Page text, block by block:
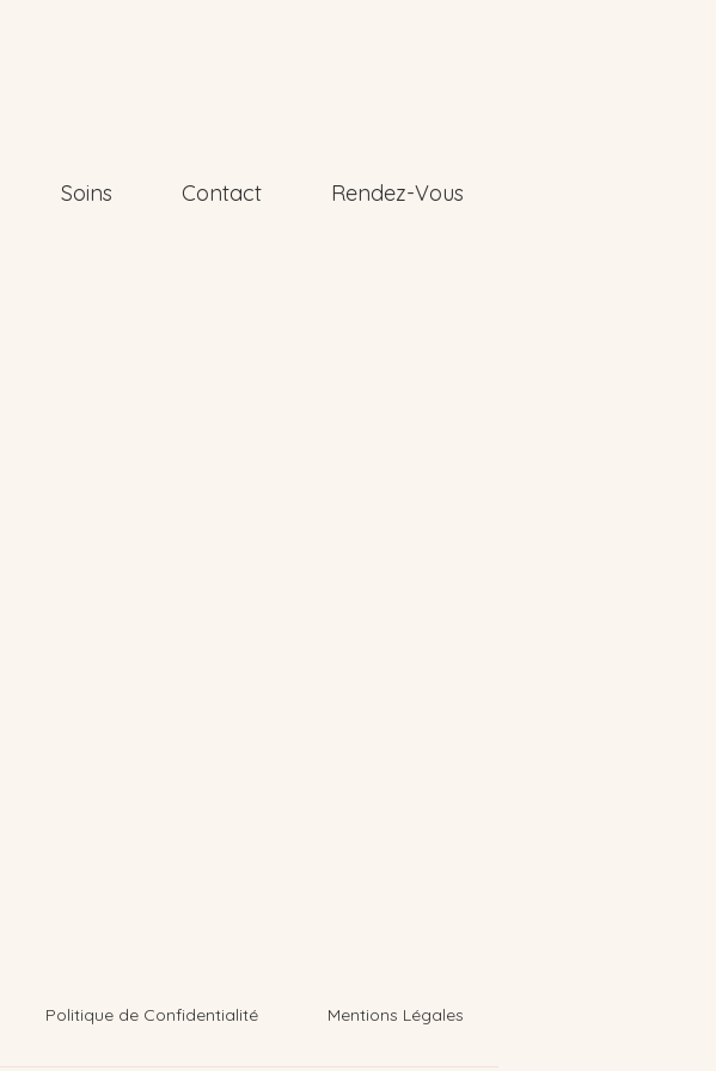
Soins Contact Rendez-Vous
Politique de Confidentialité Mentions Légales